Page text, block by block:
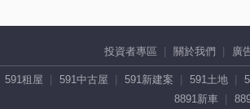
投資者專區 關於我們 廣
591租屋 591中古屋 591新建案 591土地
8891新車